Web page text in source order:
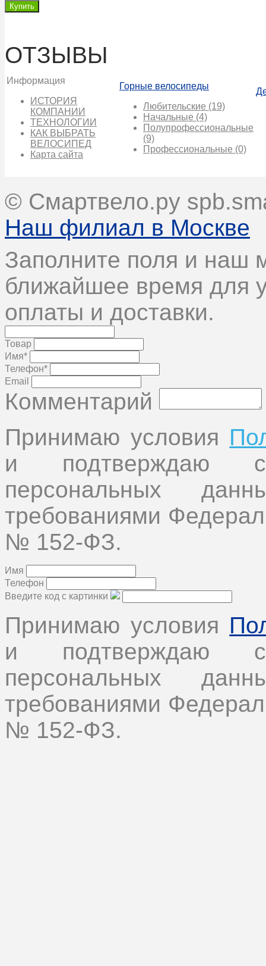
ОТЗЫВЫ
Информация
ИСТОРИЯ
КОМПАНИИ
ТЕХНОЛОГИИ
КАК ВЫБРАТЬ
ВЕЛОСИПЕД
Карта сайта
Горные велосипеды
Любительские (19)
Начальные (4)
Полупрофессиональные
(9)
Профессиональные (0)
© Смартвело.ру
Наш филиал в Москве
Заполните поля и наш
ближайшее время для
оплаты и доставки.
Товар
Имя*
Телефон*
Email
Комментарий
Принимаю условия
и подтверждаю
персональных
требованиями
№ 152-ФЗ.
Имя
Телефон
Введите код с картинки
Принимаю условия
и подтверждаю
персональных
требованиями
№ 152-ФЗ.